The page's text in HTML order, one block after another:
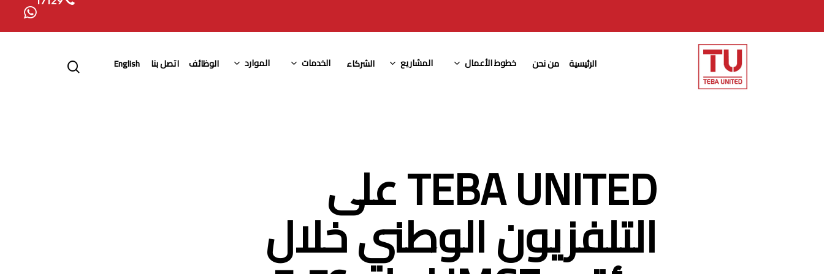
to
whatsapp
الرئيسية من نحن خطوط الأعمال المشاريع الشركاء الخدمات الموارد الوظائف اتصل بنا English
search
TEBA UNITED على
التلفزيون الوطني خلال